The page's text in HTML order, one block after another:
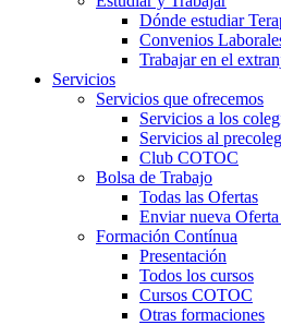
Dónde estudiar
Convenios
Trabajar en el
Servicios
Servicios que ofrecemos
Servicios a los
Servicios al
Club COTOC
Bolsa de Trabajo
Todas las Ofertas
Enviar nueva
Formación Contínua
Presentación
Todos los cursos
Cursos COTOC
Otras formaciones